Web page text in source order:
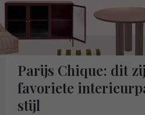
Parijs Chique: dit
favoriete
stijl